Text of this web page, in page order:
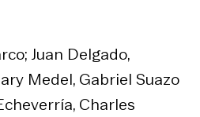
Juan Delgado,
Medel, Gabriel Suazo
Charles